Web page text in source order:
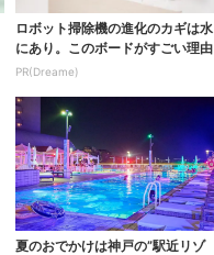
ロボット掃除機の進化のカギは水
にあり。このボードがすごい理由
PR(Dreame)
夏のおでかけは神戸の”駅近リゾ